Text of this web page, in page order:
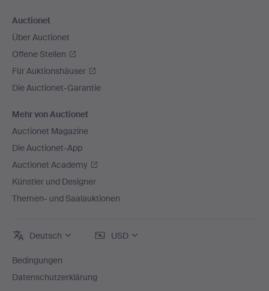
Auctionet
Über Auctionet
Offene Stellen
Für Auktionshäuser
Die Auctionet-Garantie
Mehr von Auctionet
Auctionet Magazine
Die Auctionet-App
Auctionet Academy
Künstler und Designer
Themen- und Saalauktionen
Deutsch USD
Bedingungen
Datenschutzerklärung